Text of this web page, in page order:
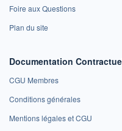
Foire aux Questions
Plan du site
Documentation
CGU Membres
Conditions générales
Mentions légales et CGU